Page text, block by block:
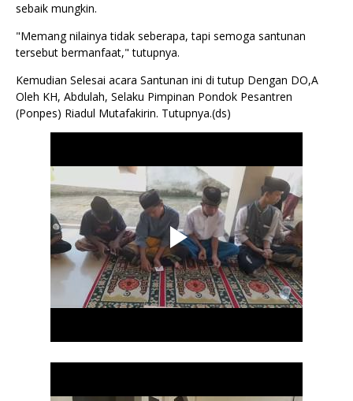
sebaik mungkin.
"Memang nilainya tidak seberapa, tapi semoga santunan
tersebut bermanfaat," tutupnya.
Kemudian Selesai acara Santunan ini di tutup Dengan DO,A
Oleh KH, Abdulah, Selaku Pimpinan Pondok Pesantren
(Ponpes) Riadul Mutafakirin. Tutupnya.(ds)